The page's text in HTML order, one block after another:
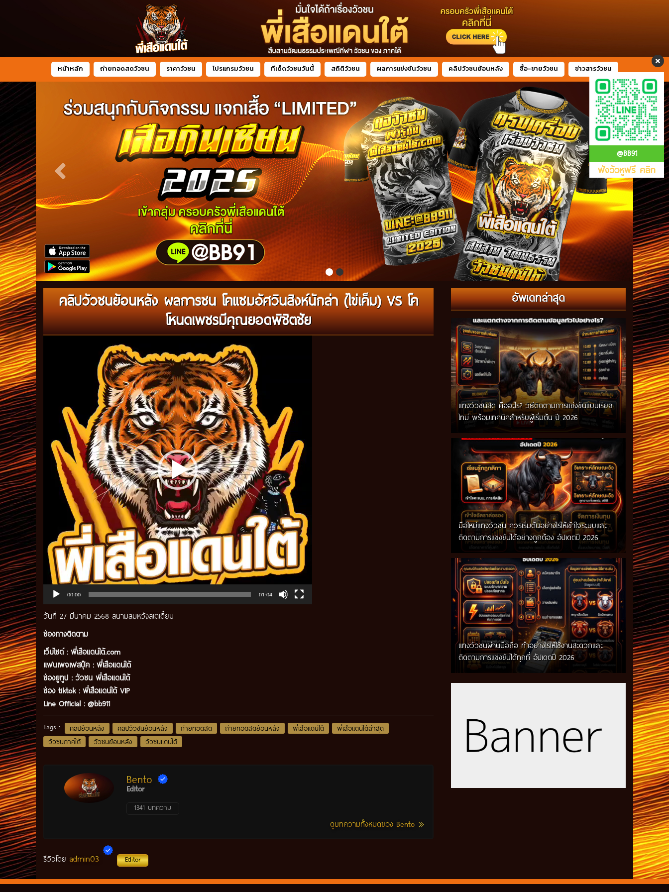
@BB91
ฟังวัวหูฟรี คลิก
หน้าหลัก ถ่ายทอดสดวัวชน ราคาวัวชน โปรแกรมวัวชน ทีเด็ดวัวชนวันนี้ สถิติวัวชน ผลการแข่งขันวัวชน คลิปวัวชนย้อนหลัง ซื้อ-ขายวัวชน ข่าวสารวัวชน
คลิปวัวชนย้อนหลัง ผลการชน โคแซมอัศวินสิงห์นักล่า (ไข่เค็ม) VS โค
โหนดเพชรมีคุณยอดพิชิตชัย
00:00 01:04
วันที่ 27 มีนาคม 2568 สนามสมหวังสเตเดี้ยม
ช่องทางติดตาม
เว็บไซต์ : พี่เสือแดนใต้.com
แฟนเพจเฟสบุ๊ค : พี่เสือแดนใต้
ช่องยูทูป : วัวชน พี่เสือแดนใต้
ช่อง tiktok : พี่เสือแดนใต้ VIP
Line Official : @bb911
Tags : คลิปย้อนหลัง คลิปวัวชนย้อนหลัง ถ่ายทอดสด ถ่ายทอดสดย้อนหลัง พี่เสือแดนใต้
พี่เสือแดนใต้ล่าสุด
วัวชนภาคใต้
วัวชนย้อนหลัง วัวชนแดนใต้
Bento
Editor
1341 บทความ
ดูบทความทั้งหมดของ Bento
รีวิวโดย admin03 Editor
อัพเดทล่าสุด
แทงวัวชนสด คืออะไร? วิธีติดตามการแข่งขันแบบเรียล
ไทม์ พร้อมเทคนิคสำหรับผู้เริ่มต้น ปี 2026
มือใหม่แทงวัวชน ควรเริ่มต้นอย่างไรให้เข้าใจระบบและ
ติดตามการแข่งขันได้อย่างถูกต้อง อัปเดตปี 2026
แทงวัวชนผ่านมือถือ ทำอย่างไรให้ใช้งานสะดวกและ
ติดตามการแข่งขันได้ทุกที่ อัปเดตปี 2026